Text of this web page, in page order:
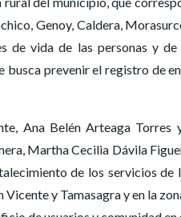
Genoy, Caldera,
de vida de las personas y de
busca prevenir el registro de
Ana Belén Arteaga Torres
Martha Cecilia Dávila
de los servicios de
y Tamasagra y en la